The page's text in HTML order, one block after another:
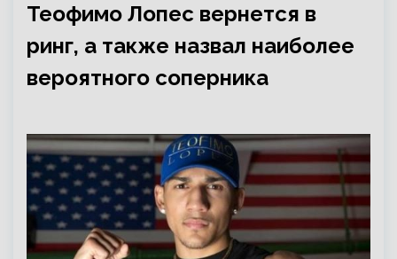
Теофимо Лопес вернется в
ринг, а также назвал наиболее
вероятного соперника